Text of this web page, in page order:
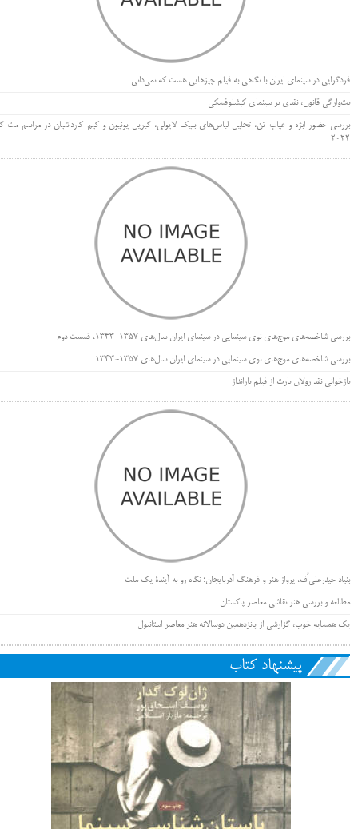
فردگرایی در سینمای ایران با نگاهی به فیلم چیزهایی هست که نمی‌دانی
بت‌وارگی قانون، نقدی بر سینمای کیشلوفسکی
بررسی حضور ابژه و غیاب تن، تحلیل لباس‌های بلیک لایولی، گبریل یونیون و کیم کارداشیان در مراسم مت
۲۰۲۲
بررسی شاخصه‌های موج‌های نوی سینمایی در سینمای ایران سال‌های 1357-1343، قسمت دوم
بررسی شاخصه‌های موج‌های نوی سینمایی در سینمای ایران سال‌های 1357-1343
بازخوانی نقد رولان بارت از فیلم بارانداز
بنیاد حیدرعلی‌اُف، پرواز هنر و فرهنگ آذربایجان؛ نگاه رو به آیندۀ یک ملت
مطالعه و بررسی هنر نقاشی معاصر پاکستان
یک همسایه خوب، گزارشی از پانزدهمین دوسالانه هنر معاصر استانبول
پیشنهاد کتاب